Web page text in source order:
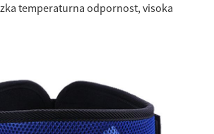
temperaturna odpornost, visoka